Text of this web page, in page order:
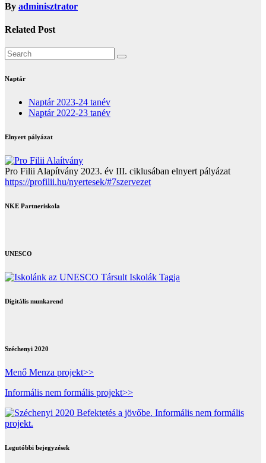
By adminisztrator
Related Post
Naptár
Naptár 2023-24 tanév
Naptár 2022-23 tanév
Elnyert pályázat
Pro Filii Alapítvány 2023. év III. ciklusában elnyert pályázat
https://profilii.hu/nyertesek/#7szervezet
NKE Partneriskola
UNESCO
Digitális munkarend
Széchenyi 2020
Menő Menza projekt>>
Informális nem formális projekt>>
Legutóbbi bejegyzések